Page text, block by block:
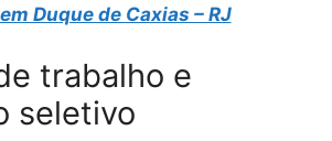
Duque de Caxias – RJ
trabalho e
seletivo